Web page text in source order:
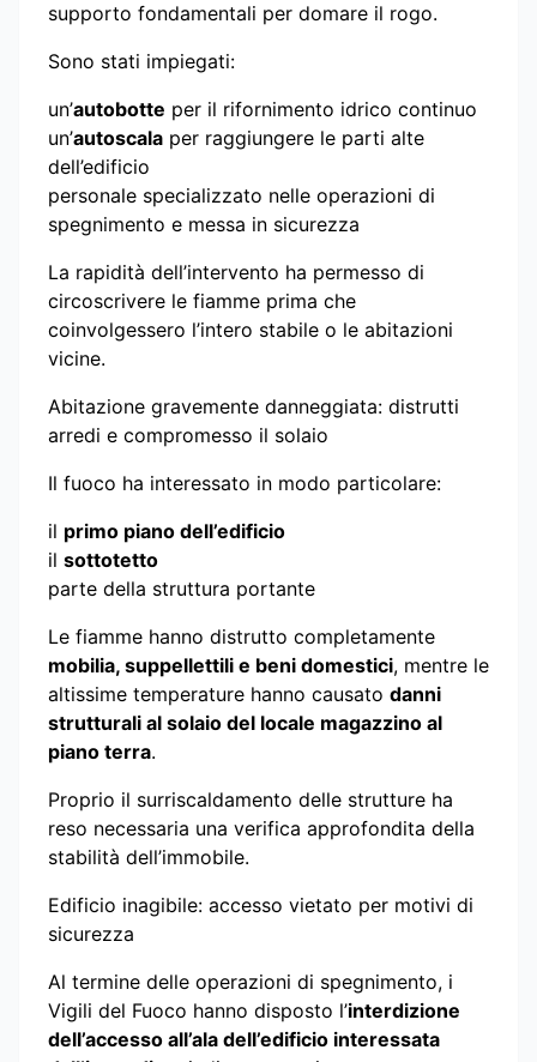
supporto fondamentali per domare il rogo.
Sono stati impiegati:
un’autobotte per il rifornimento idrico continuo
un’autoscala per raggiungere le parti alte
dell’edificio
personale specializzato nelle operazioni di
spegnimento e messa in sicurezza
La rapidità dell’intervento ha permesso di
circoscrivere le fiamme prima che
coinvolgessero l’intero stabile o le abitazioni
vicine.
Abitazione gravemente danneggiata: distrutti
arredi e compromesso il solaio
Il fuoco ha interessato in modo particolare:
il primo piano dell’edificio
il sottotetto
parte della struttura portante
Le fiamme hanno distrutto completamente
mobilia, suppellettili e beni domestici, mentre le
altissime temperature hanno causato danni
strutturali al solaio del locale magazzino al
piano terra.
Proprio il surriscaldamento delle strutture ha
reso necessaria una verifica approfondita della
stabilità dell’immobile.
Edificio inagibile: accesso vietato per motivi di
sicurezza
Al termine delle operazioni di spegnimento, i
Vigili del Fuoco hanno disposto l’interdizione
dell’accesso all’ala dell’edificio interessata